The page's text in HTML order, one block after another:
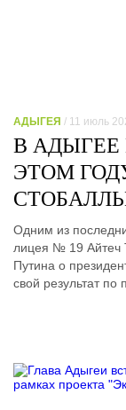
АДЫГЕЯ / 11 июль
В АДЫГЕЕ
ЭТОМ
Одним из
лицея № 19 Айтеч
Путина о
свой результат по